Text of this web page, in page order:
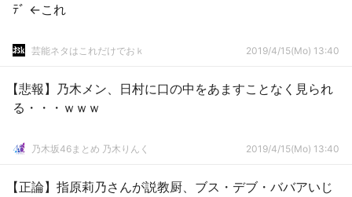
ﾃﾞ ←これ
芸能ネタはこれだけでおｋ 2019/4/15(Mo) 13:40
【悲報】乃木メン、日村に口の中をあますことなく見られ
る・・・ｗｗｗ
乃木坂46まとめ 乃木りんく 2019/4/15(Mo) 13:40
【正論】指原莉乃さんが説教厨、ブス・デブ・ババアいじ